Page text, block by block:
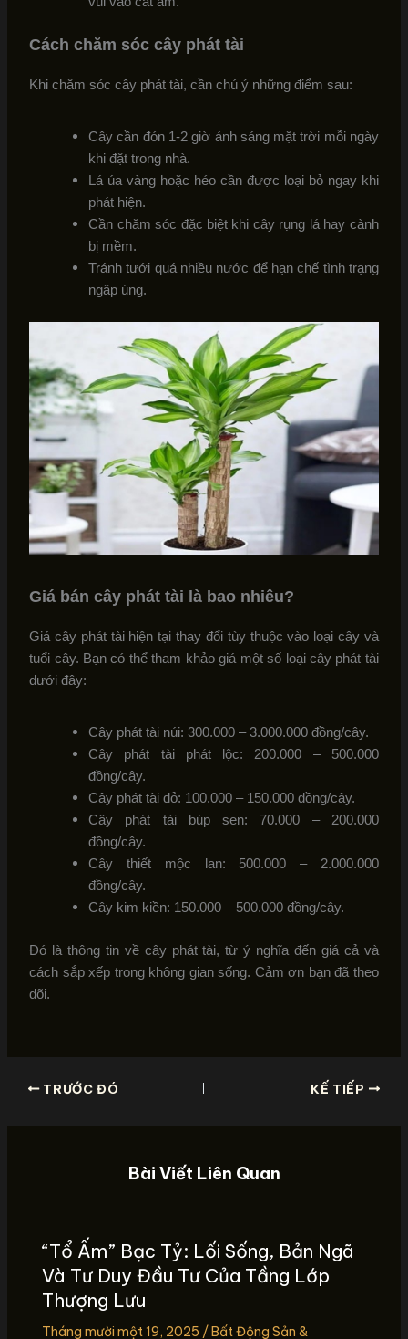
Cách chăm sóc cây phát tài
Khi chăm sóc cây phát tài, cần chú ý những điểm sau:
Cây cần đón 1-2 giờ ánh sáng mặt trời mỗi ngày
khi đặt trong nhà.
Lá úa vàng hoặc héo cần được loại bỏ ngay khi
phát hiện.
Cần chăm sóc đặc biệt khi cây rụng lá hay cành
bị mềm.
Tránh tưới quá nhiều nước để hạn chế tình trạng
ngập úng.
Giá bán cây phát tài là bao nhiêu?
Giá cây phát tài hiện tại thay đổi tùy thuộc vào loại cây và
tuổi cây. Bạn có thể tham khảo giá một số loại cây phát tài
dưới đây:
Cây phát tài núi: 300.000 – 3.000.000 đồng/cây.
Cây phát tài phát lộc: 200.000 – 500.000
đồng/cây.
Cây phát tài đỏ: 100.000 – 150.000 đồng/cây.
Cây phát tài búp sen: 70.000 – 200.000
đồng/cây.
Cây thiết mộc lan: 500.000 – 2.000.000
đồng/cây.
Cây kim kiền: 150.000 – 500.000 đồng/cây.
Đó là thông tin về cây phát tài, từ ý nghĩa đến giá cả và
cách sắp xếp trong không gian sống. Cảm ơn bạn đã theo
dõi.
TRƯỚC ĐÓ KẾ TIẾP
Bài Viết Liên Quan
“Tổ Ấm” Bạc Tỷ: Lối Sống, Bản Ngã
Và Tư Duy Đầu Tư Của Tầng Lớp
Thượng Lưu
Tháng mười một 19, 2025 / Bất Động Sản &